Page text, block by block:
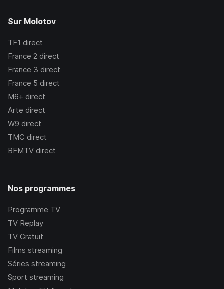
Sur Molotov
TF1 direct
France 2 direct
France 3 direct
France 5 direct
M6+ direct
Arte direct
W9 direct
TMC direct
BFMTV direct
Nos programmes
Programme TV
TV Replay
TV Gratuit
Films streaming
Séries streaming
Sport streaming